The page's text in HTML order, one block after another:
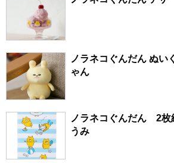
ノラネコぐんだん ぬ
ゃん
ノラネコぐんだん 2
うみ